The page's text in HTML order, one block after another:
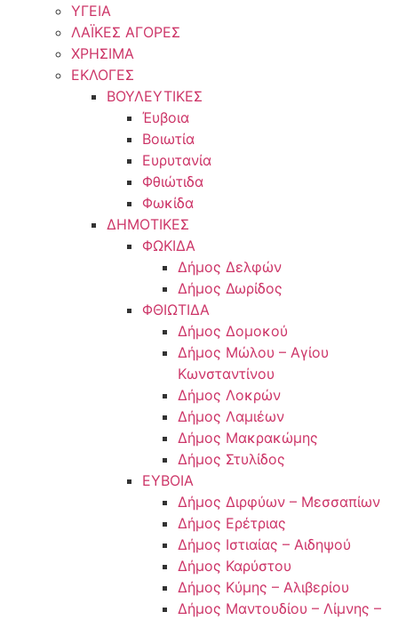
ΥΓΕΙΑ
ΛΑΪΚΕΣ ΑΓΟΡΕΣ
ΧΡΗΣΙΜΑ
ΕΚΛΟΓΕΣ
ΒΟΥΛΕΥΤΙΚΕΣ
Έυβοια
Βοιωτία
Ευρυτανία
Φθιώτιδα
Φωκίδα
ΔΗΜΟΤΙΚΕΣ
ΦΩΚΙΔΑ
Δήμος Δελφών
Δήμος Δωρίδος
ΦΘΙΩΤΙΔΑ
Δήμος Δομοκού
Δήμος Μώλου – Αγίου
Κωνσταντίνου
Δήμος Λοκρών
Δήμος Λαμιέων
Δήμος Μακρακώμης
Δήμος Στυλίδος
ΕΥΒΟΙΑ
Δήμος Διρφύων – Μεσσαπίων
Δήμος Ερέτριας
Δήμος Ιστιαίας – Αιδηψού
Δήμος Καρύστου
Δήμος Κύμης – Αλιβερίου
Δήμος Μαντουδίου – Λίμνης –